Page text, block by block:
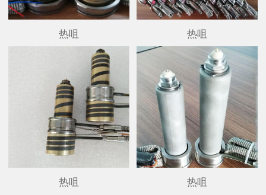
热咀 热咀
热咀 热咀